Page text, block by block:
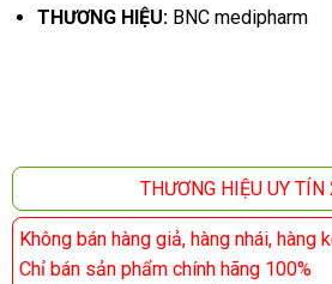
THƯƠNG HIỆU:BNC medipharm
THƯƠNG HIỆU UY TÍN
Không bán hàng giả, hàng nhái, hàng
Chỉ bán sản phẩm chính hãng 100%